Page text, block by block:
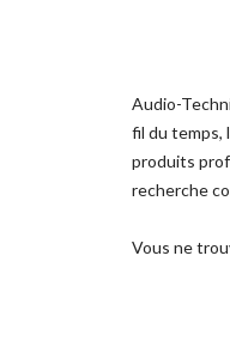
Audio-
fil du temps,
produits
recherche
Vous ne